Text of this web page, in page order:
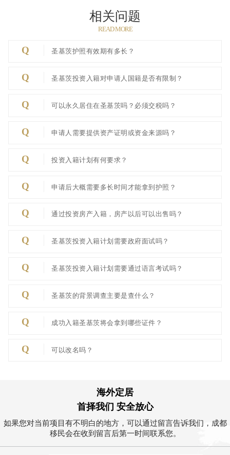
相关问题
READ MORE
Q 圣基茨护照有效期有多长？
Q 圣基茨投资入籍对申请人国籍是否有限制？
Q 可以永久居住在圣基茨吗？必须交税吗？
Q 申请人需要提供资产证明或资金来源吗？
Q 投资入籍计划有何要求？
Q 申请后大概需要多长时间才能拿到护照？
Q 通过投资房产入籍，房产以后可以出售吗？
Q 圣基茨投资入籍计划需要政府面试吗？
Q 圣基茨投资入籍计划需要通过语言考试吗？
Q 圣基茨的背景调查主要是查什么？
Q 成功入籍圣基茨将会拿到哪些证件？
Q 可以改名吗？
海外定居
首择我们 安全放心
如果您对当前项目有不明白的地方，可以通过留言告诉我们，成都
移民会在收到留言后第一时间联系您。